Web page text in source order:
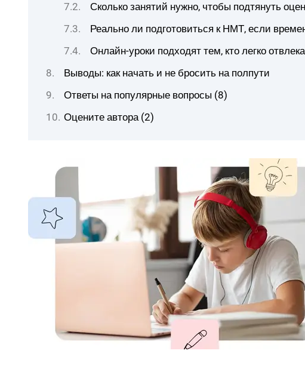
Сколько занятий нужно, чтобы подтянуть
Реально ли подготовиться к НМТ, если
Онлайн-уроки подходят тем, кто легко
Выводы: как начать и не бросить на полпути
Ответы на популярные вопросы (8)
Оцените автора (2)